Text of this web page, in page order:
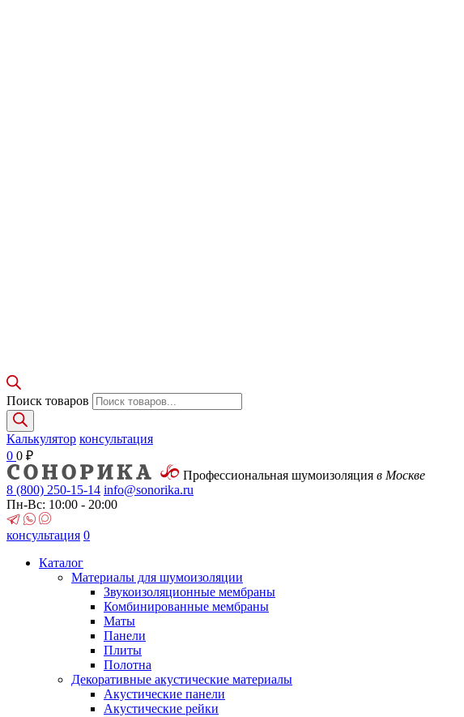
Поиск товаров
Калькулятор консультация
0 0 ₽
Профессиональная шумоизоляция в Москве
8 (800) 250-15-14 info@sonorika.ru
Пн-Вс: 10:00 - 20:00
консультация 0
Каталог
Материалы для шумоизоляции
Звукоизоляционные мембраны
Комбинированные мембраны
Маты
Панели
Плиты
Полотна
Декоративные акустические материалы
Акустические панели
Акустические рейки